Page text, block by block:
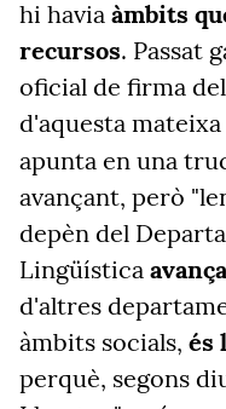
hi havia àmbits
recursos. Passat
oficial de firma
d'aquesta
apunta en una
avançant, però
depèn del
Lingüística avança
d'altres
àmbits socials, és
perquè, segons